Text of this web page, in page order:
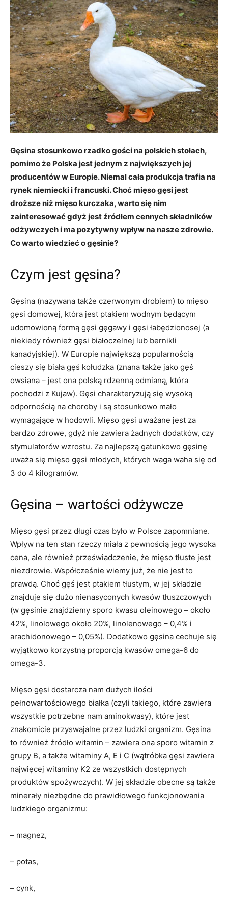
Gęsina stosunkowo rzadko gości na polskich stołach,
pomimo że Polska jest jednym z największych jej
producentów w Europie. Niemal cała produkcja trafia na
rynek niemiecki i francuski. Choć mięso gęsi jest
droższe niż mięso kurczaka, warto się nim
zainteresować gdyż jest źródłem cennych składników
odżywczych i ma pozytywny wpływ na nasze zdrowie.
Co warto wiedzieć o gęsinie?
Czym jest gęsina?
Gęsina (nazywana także czerwonym drobiem) to mięso
gęsi domowej, która jest ptakiem wodnym będącym
udomowioną formą gęsi gęgawy i gęsi łabędzionosej (a
niekiedy również gęsi białoczelnej lub bernikli
kanadyjskiej). W Europie największą popularnością
cieszy się biała gęś kołudzka (znana także jako gęś
owsiana – jest ona polską rdzenną odmianą, która
pochodzi z Kujaw). Gęsi charakteryzują się wysoką
odpornością na choroby i są stosunkowo mało
wymagające w hodowli. Mięso gęsi uważane jest za
bardzo zdrowe, gdyż nie zawiera żadnych dodatków, czy
stymulatorów wzrostu. Za najlepszą gatunkowo gęsinę
uważa się mięso gęsi młodych, których waga waha się od
3 do 4 kilogramów.
Gęsina – wartości odżywcze
Mięso gęsi przez długi czas było w Polsce zapomniane.
Wpływ na ten stan rzeczy miała z pewnością jego wysoka
cena, ale również przeświadczenie, że mięso tłuste jest
niezdrowie. Współcześnie wiemy już, że nie jest to
prawdą. Choć gęś jest ptakiem tłustym, w jej składzie
znajduje się dużo nienasyconych kwasów tłuszczowych
(w gęsinie znajdziemy sporo kwasu oleinowego – około
42%, linolowego około 20%, linolenowego – 0,4% i
arachidonowego – 0,05%). Dodatkowo gęsina cechuje się
wyjątkowo korzystną proporcją kwasów omega-6 do
omega-3.
Mięso gęsi dostarcza nam dużych ilości
pełnowartościowego białka (czyli takiego, które zawiera
wszystkie potrzebne nam aminokwasy), które jest
znakomicie przyswajalne przez ludzki organizm. Gęsina
to również źródło witamin – zawiera ona sporo witamin z
grupy B, a także witaminy A, E i C (wątróbka gęsi zawiera
najwięcej witaminy K2 ze wszystkich dostępnych
produktów spożywczych). W jej składzie obecne są także
minerały niezbędne do prawidłowego funkcjonowania
ludzkiego organizmu:
– magnez,
– potas,
– cynk,